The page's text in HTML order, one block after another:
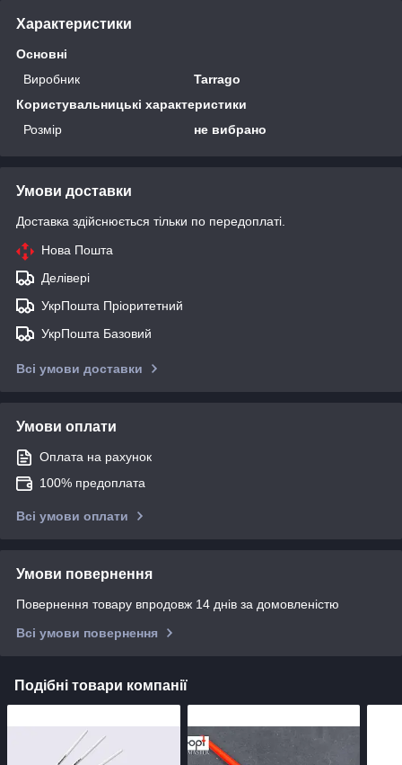
Характеристики
Основні
Виробник
Tarrago
Користувальницькі характеристики
Розмір
не вибрано
Умови доставки
Доставка здійснюється тільки по передоплаті.
Нова Пошта
Делівері
УкрПошта Пріоритетний
УкрПошта Базовий
Всі умови доставки
Умови оплати
Оплата на рахунок
100% предоплата
Всі умови оплати
Умови повернення
Повернення товару впродовж 14 днів за домовленістю
Всі умови повернення
Подібні товари компанії